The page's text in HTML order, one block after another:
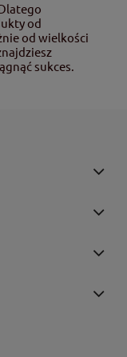
od
od wielkości
sukces.